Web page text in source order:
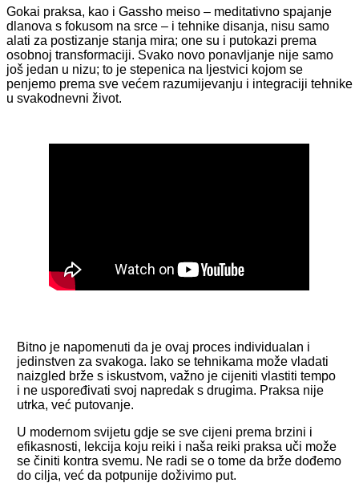
Gokai praksa, kao i Gassho meiso – meditativno spajanje
dlanova s fokusom na srce – i tehnike disanja, nisu samo
alati za postizanje stanja mira; one su i putokazi prema
osobnoj transformaciji. Svako novo ponavljanje nije samo
još jedan u nizu; to je stepenica na ljestvici kojom se
penjemo prema sve većem razumijevanju i integraciji tehnike
u svakodnevni život.
Bitno je napomenuti da je ovaj proces individualan i
jedinstven za svakoga. Iako se tehnikama može vladati
naizgled brže s iskustvom, važno je cijeniti vlastiti tempo
i ne uspoređivati svoj napredak s drugima. Praksa nije
utrka, već putovanje.
U modernom svijetu gdje se sve cijeni prema brzini i
efikasnosti, lekcija koju reiki i naša reiki praksa uči može
se činiti kontra svemu. Ne radi se o tome da brže dođemo
do cilja, već da potpunije doživimo put.